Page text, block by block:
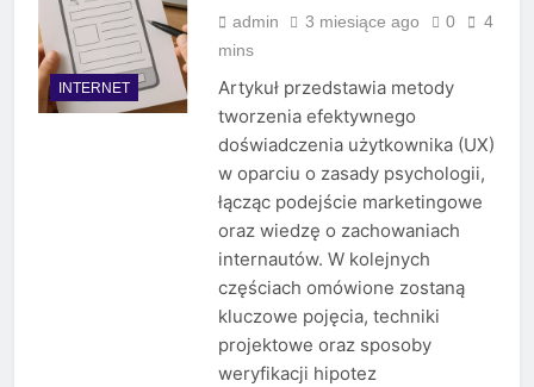
INTERNET
admin 3 miesiące ago 0
4
mins
Artykuł przedstawia metody
tworzenia efektywnego
doświadczenia użytkownika (UX)
w oparciu o zasady psychologii,
łącząc podejście marketingowe
oraz wiedzę o zachowaniach
internautów. W kolejnych
częściach omówione zostaną
kluczowe pojęcia, techniki
projektowe oraz sposoby
weryfikacji hipotez